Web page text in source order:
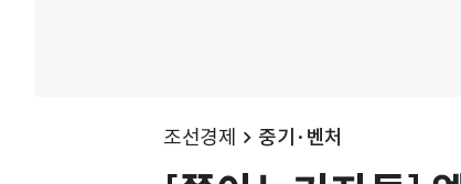
조선경제 중기·벤처